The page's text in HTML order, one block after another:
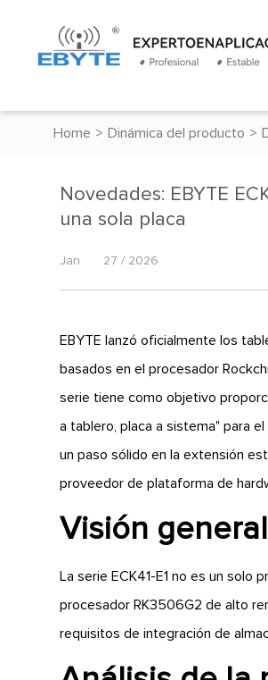
Home > Dinámica del producto >
Novedades: EBYTE
una sola placa
Jan 27 / 2026
EBYTE lanzó oficialmente los
basados en el procesador
serie tiene como objetivo
a tablero, placa a sistema" para
un paso sólido en la extensión
proveedor de plataforma de
Visión
La serie ECK41-E1 no es un solo
procesador RK3506G2 de alto
requisitos de integración de